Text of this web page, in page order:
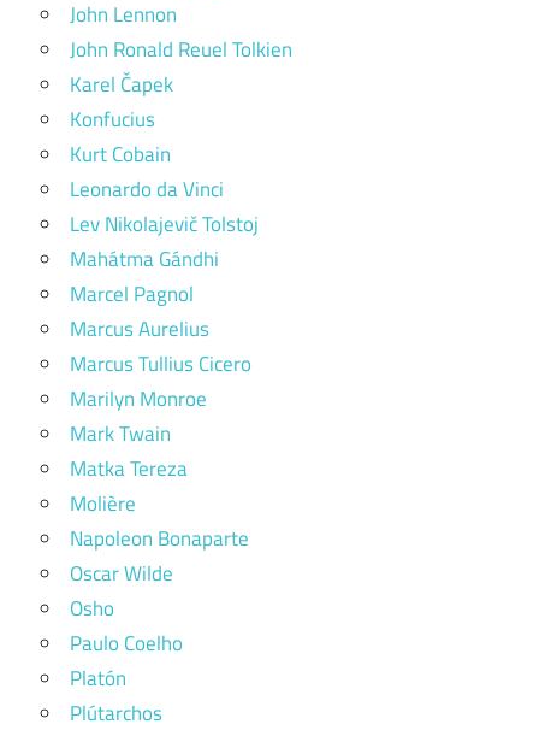
John Lennon
John Ronald Reuel Tolkien
Karel Čapek
Konfucius
Kurt Cobain
Leonardo da Vinci
Lev Nikolajevič Tolstoj
Mahátma Gándhi
Marcel Pagnol
Marcus Aurelius
Marcus Tullius Cicero
Marilyn Monroe
Mark Twain
Matka Tereza
Molière
Napoleon Bonaparte
Oscar Wilde
Osho
Paulo Coelho
Platón
Plútarchos